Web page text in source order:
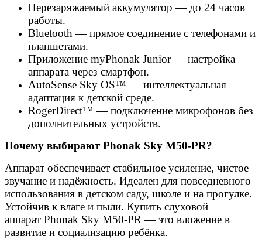
Перезаряжаемый аккумулятор — до 24 часов
работы.
Bluetooth — прямое соединение с телефонами и
планшетами.
Приложение myPhonak Junior — настройка
аппарата через смартфон.
AutoSense Sky OS™ — интеллектуальная
адаптация к детской среде.
RogerDirect™ — подключение микрофонов без
дополнительных устройств.
Почему выбирают Phonak Sky M50-PR?
Аппарат обеспечивает стабильное усиление, чистое
звучание и надёжность. Идеален для повседневного
использования в детском саду, школе и на прогулке.
Устойчив к влаге и пыли. Купить слуховой
аппарат Phonak Sky M50-PR — это вложение в
развитие и социализацию ребёнка.